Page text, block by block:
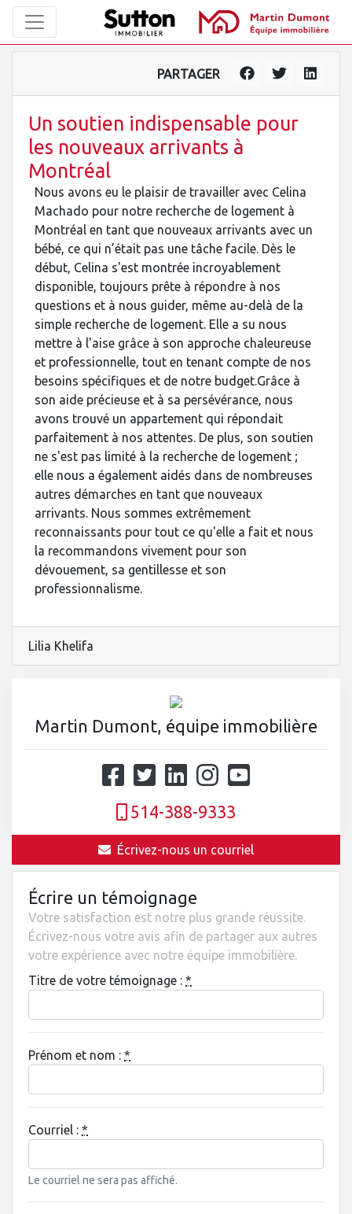
PARTAGER
Un soutien indispensable pour
les nouveaux arrivants à
Montréal
Nous avons eu le plaisir de travailler avec Celina
Machado pour notre recherche de logement à
Montréal en tant que nouveaux arrivants avec un
bébé, ce qui n’était pas une tâche facile. Dès le
début, Celina s'est montrée incroyablement
disponible, toujours prête à répondre à nos
questions et à nous guider, même au-delà de la
simple recherche de logement. Elle a su nous
mettre à l'aise grâce à son approche chaleureuse
et professionnelle, tout en tenant compte de nos
besoins spécifiques et de notre budget.Grâce à
son aide précieuse et à sa persévérance, nous
avons trouvé un appartement qui répondait
parfaitement à nos attentes. De plus, son soutien
ne s'est pas limité à la recherche de logement ;
elle nous a également aidés dans de nombreuses
autres démarches en tant que nouveaux
arrivants. Nous sommes extrêmement
reconnaissants pour tout ce qu'elle a fait et nous
la recommandons vivement pour son
dévouement, sa gentillesse et son
professionnalisme.
Lilia Khelifa
Martin Dumont, équipe immobilière
514-388-9333
Écrivez-nous un courriel
Écrire un témoignage
Votre satisfaction est notre plus grande réussite.
Écrivez-nous votre avis afin de partager aux autres
votre expérience avec notre équipe immobilière.
Titre de votre témoignage : *
Prénom et nom : *
Courriel : *
Le courriel ne sera pas affiché.